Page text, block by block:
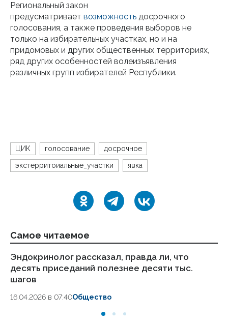
Региональный закон
предусматривает возможность досрочного
голосования, а также проведения выборов не
только на избирательных участках, но и на
придомовых и других общественных территориях,
ряд других особенностей волеизъявления
различных групп избирателей Республики.
ЦИК голосование досрочное
экстерритоиальные_участки явка
Самое читаемое
Эндокринолог рассказал, правда ли, что
десять приседаний полезнее десяти тыс.
шагов
16.04.2026 в 07:40Общество